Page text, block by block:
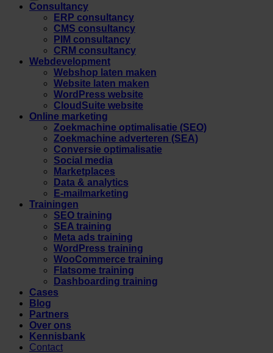
Consultancy
ERP consultancy
CMS consultancy
PIM consultancy
CRM consultancy
Webdevelopment
Webshop laten maken
Website laten maken
WordPress website
CloudSuite website
Online marketing
Zoekmachine optimalisatie (SEO)
Zoekmachine adverteren (SEA)
Conversie optimalisatie
Social media
Marketplaces
Data & analytics
E-mailmarketing
Trainingen
SEO training
SEA training
Meta ads training
WordPress training
WooCommerce training
Flatsome training
Dashboarding training
Cases
Blog
Partners
Over ons
Kennisbank
Contact